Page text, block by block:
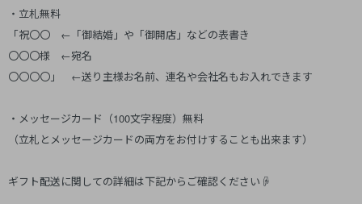
・立札無料
「祝〇〇 ←「御結婚」や「御開店」などの表書き
〇〇〇様 ←宛名
〇〇〇〇」 ←送り主様お名前、連名や会社名もお入れできます
・メッセージカード（100文字程度）無料
（立札とメッセージカードの両方をお付けすることも出来ます）
ギフト配送に関しての詳細は下記からご確認ください☟